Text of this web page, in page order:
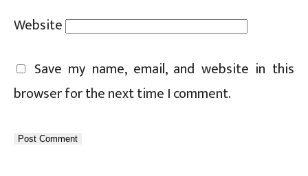
Website
Save my name, email, and website in this
browser for the next time I comment.